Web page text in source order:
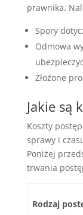
prawnika.
Spory
Odmowa
Złożone
Jakie są
Koszty
sprawy i
Poniżej
trwania
Rodzaj